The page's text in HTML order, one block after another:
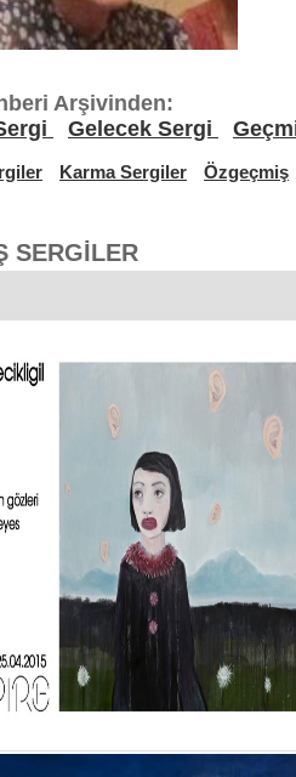
Arşivinden:
Gelecek Sergi
Karma Sergiler Özgeçmiş
SERGİLER